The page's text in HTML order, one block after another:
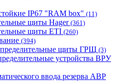
IP67 "RAM box" (11)
щиты Hager (361)
щиты ETI (260)
(394)
щиты ГРЩ (3)
устройства ВРУ
ввода резерва АВР